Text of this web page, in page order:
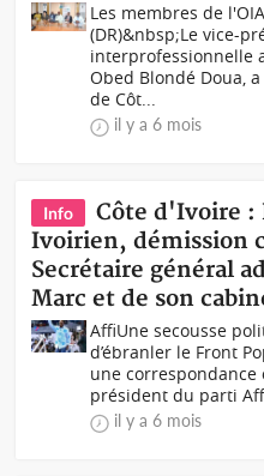
Les membres de
(DR)&nbsp;Le vice-
interprofessionnelle
Obed Blondé Doua,
de Côt...
il y a 6 mois
Info
Côte d'Ivoire :
Ivoirien, démission
Secrétaire général
Marc et de son
AffiUne secousse
d’ébranler le Front
une
président du parti
il y a 6 mois